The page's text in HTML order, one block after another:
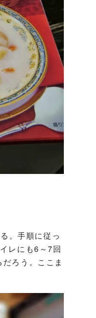
。手順に従っ
レにも6～7回
ろう。ここま